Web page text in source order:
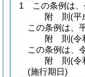
1
この条例は
附 則(平
この条例は、
附 則(令
この条例は、
附 則(令
(施行期日)